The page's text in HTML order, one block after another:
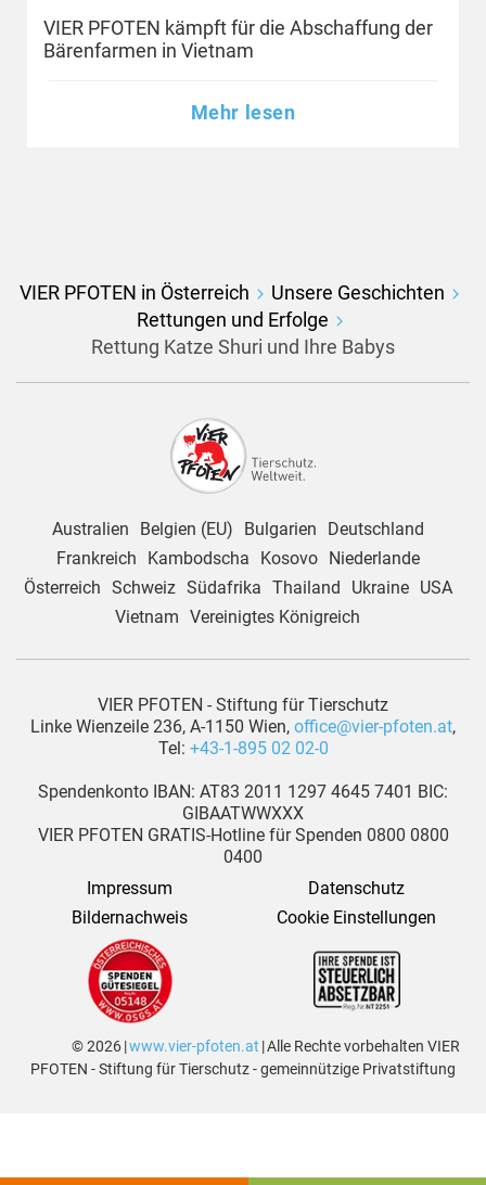
VIER PFOTEN kämpft für die Abschaffung der
Bärenfarmen in Vietnam
Mehr lesen
VIER PFOTEN in Österreich
Unsere Geschichten
Rettungen und Erfolge
Rettung Katze Shuri und Ihre Babys
Australien Belgien (EU) Bulgarien
Deutschland
Frankreich
Kambodscha Kosovo
Niederlande
Österreich Schweiz Südafrika Thailand Ukraine
USA
Vietnam Vereinigtes Königreich
VIER PFOTEN - Stiftung für Tierschutz
Linke Wienzeile 236, A-1150 Wien, office@vier-pfoten.at,
Tel: +43-1-895 02 02-0
Spendenkonto IBAN: AT83 2011 1297 4645 7401 BIC:
GIBAATWWXXX
VIER PFOTEN GRATIS-Hotline für Spenden 0800 0800
0400
Impressum
Datenschutz
Bildernachweis
Cookie Einstellungen
© 2026 |www.vier-pfoten.at | Alle Rechte vorbehalten VIER
PFOTEN - Stiftung für Tierschutz - gemeinnützige Privatstiftung